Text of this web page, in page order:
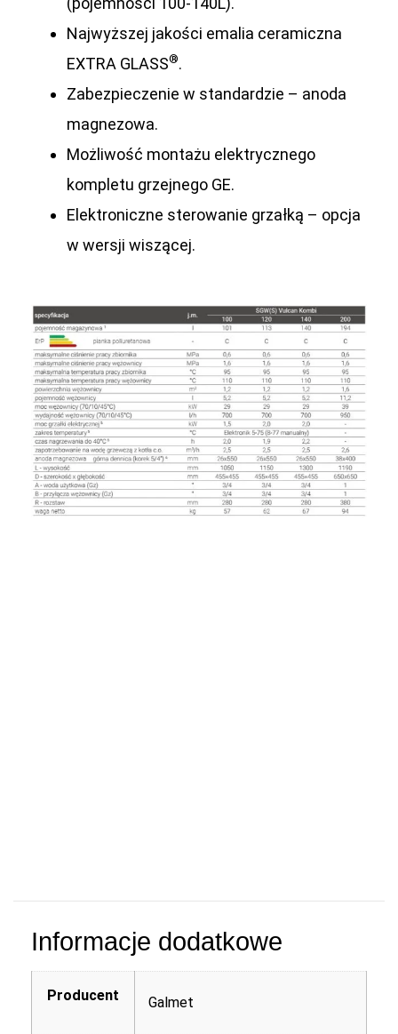
Najwyższej jakości emalia ceramiczna
EXTRA GLASS®.
Zabezpieczenie w standardzie – anoda
magnezowa.
Możliwość montażu elektrycznego
kompletu grzejnego GE.
Elektroniczne sterowanie grzałką – opcja
w wersji wiszącej.
Informacje dodatkowe
Producent Galmet